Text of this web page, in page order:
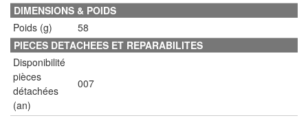
DIMENSIONS & POIDS
Poids (g)
58
PIECES DETACHEES ET REPARABILITES
Disponibilité
pièces
détachées
(an)
007